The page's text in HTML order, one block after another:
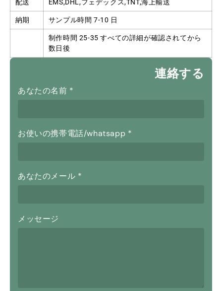
配送 EMS,DHL,フェデックス,TNT,海上輸送
納期 サンプル時間 7-10 日
制作時間 25-35 すべての詳細が確認されてから
数日後
連絡する
あなたの名前 *
お使いの携帯電話/whatsapp *
あなたのメール *
メッセージ